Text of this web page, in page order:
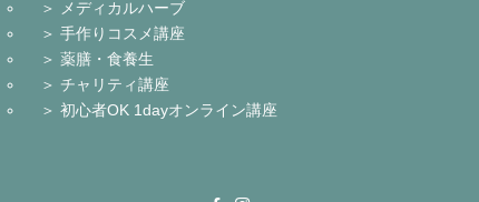
＞ メディカルハーブ
＞ 手作りコスメ講座
＞ 薬膳・食養生
＞ チャリティ講座
＞ 初心者OK 1dayオンライン講座